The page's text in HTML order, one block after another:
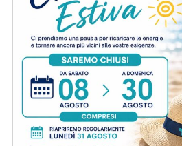
esigenza clinica.
Confezionamento sterile
: Sterilizzato
confezione singola sigillata.
A chi è destinato:
Ospedali e reparti di degenza: Per
ematici e somministrazione di farmaci.
Ambulatori e studi medici: Per
intramuscolari e sottocutanee.